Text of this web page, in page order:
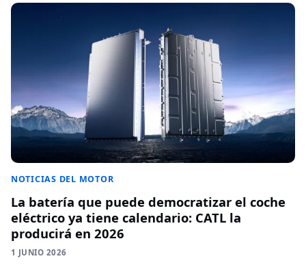
NOTICIAS DEL MOTOR
La batería que puede democratizar el coche
eléctrico ya tiene calendario: CATL la
producirá en 2026
1 JUNIO 2026